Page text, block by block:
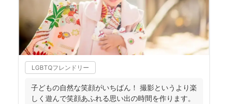
LGBTQフレンドリー
子どもの自然な笑顔がいちばん！ 撮影というより楽
しく遊んで笑顔あふれる思い出の時間を作ります。